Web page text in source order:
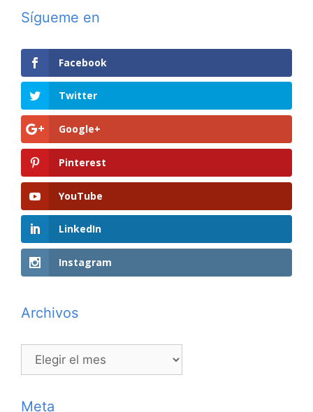
Sígueme en
Facebook
Twitter
Google+
Pinterest
YouTube
LinkedIn
Instagram
Archivos
Archivos
Meta